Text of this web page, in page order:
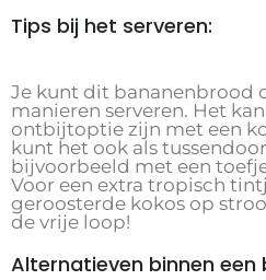
Tips bij het serveren:
Je kunt dit bananenbrood
manieren serveren. Het
ontbijtoptie zijn met een
kunt het ook als
bijvoorbeeld met een
Voor een extra tropisch
geroosterde kokos op
de vrije loop!
Alternatieven binnen een